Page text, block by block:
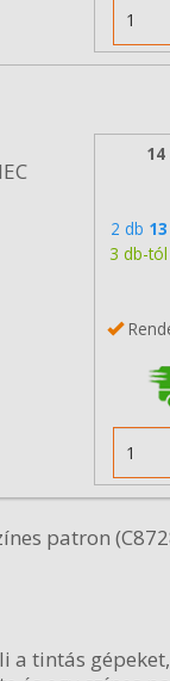
14
2 db
3 db-tól
patron
a tintás